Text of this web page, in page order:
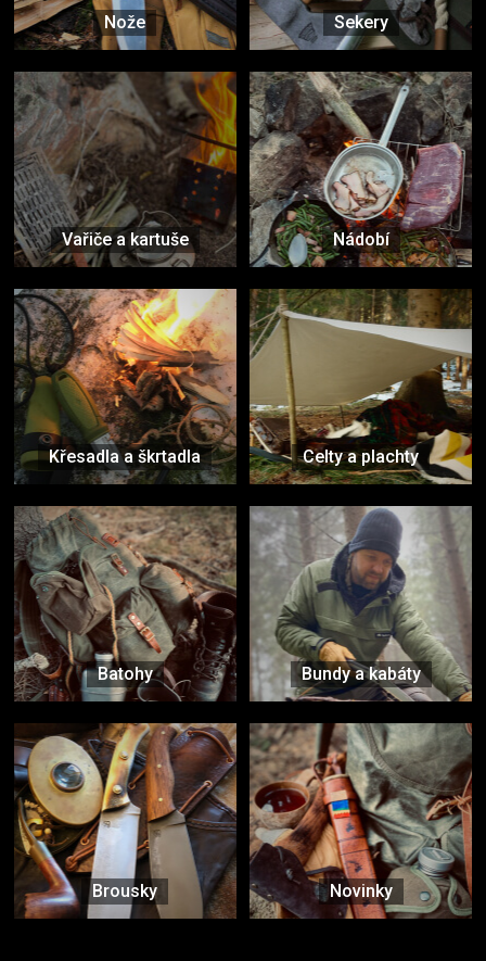
Nože Sekery
Vařiče a kartuše Nádobí
Křesadla a škrtadla Celty a plachty
Batohy Bundy a kabáty
Brousky Novinky